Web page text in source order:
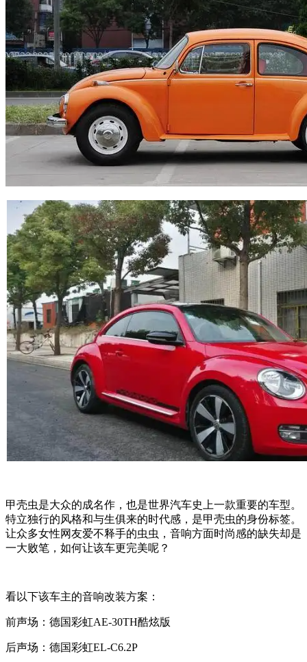
甲壳虫是大众的成名作，也是世界汽车史上一款重要的车型。
特立独行的风格和与生俱来的时代感 ，是甲壳虫的身份标签。
让众多女性网友爱不释手的虫虫，音响方面时尚感的缺失却是
一大败笔，如何让该车更完美呢？
看以下该车主的音响改装方案：
前声场：德国彩虹AE-30TH酷炫版
后声场：德国彩虹EL-C6.2P